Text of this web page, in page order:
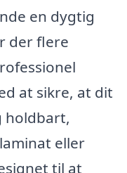
en dygtig
der flere
at sikre, at dit
holdbart,
eller
til at